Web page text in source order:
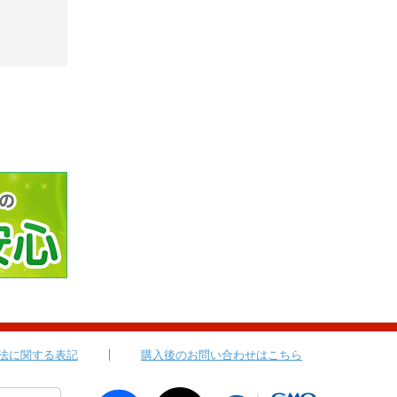
に関する表記 購入後のお問い合わせはこちら